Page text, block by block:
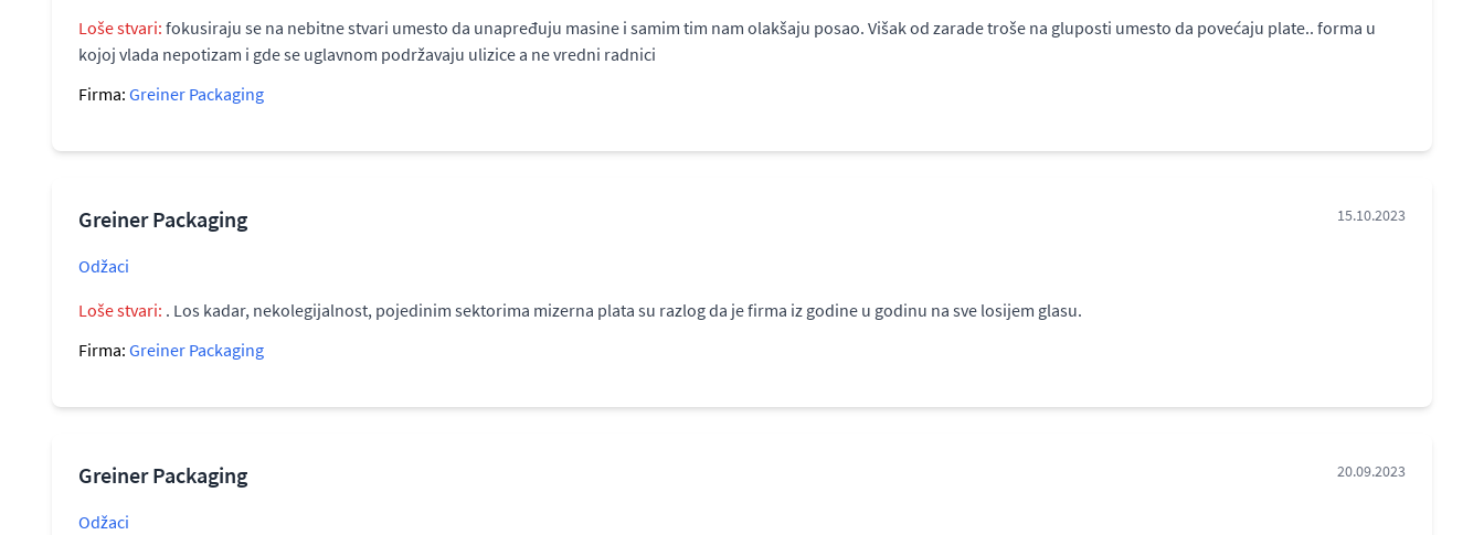
Loše stvari: fokusiraju se na nebitne stvari umesto da unapređuju masine i samim tim nam olakšaju posao. Višak od zarade troše na gluposti umesto da povećaju plate.. forma u
kojoj vlada nepotizam i gde se uglavnom podržavaju ulizice a ne vredni radnici
Firma: Greiner Packaging
Greiner Packaging 15.10.2023
Odžaci
Loše stvari: . Los kadar, nekolegijalnost, pojedinim sektorima mizerna plata su razlog da je firma iz godine u godinu na sve losijem glasu.
Firma: Greiner Packaging
Greiner Packaging 20.09.2023
Odžaci